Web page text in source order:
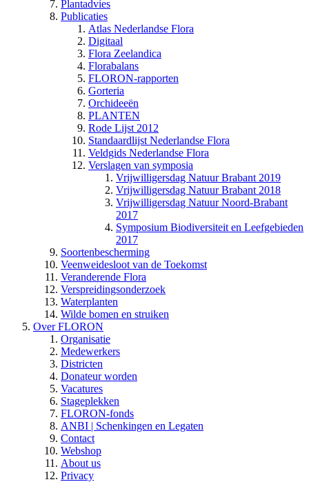
Plantadvies
Publicaties
Atlas Nederlandse Flora
Digitaal
Flora Zeelandica
Florabalans
FLORON-rapporten
Gorteria
Orchideeën
PLANTEN
Rode Lijst 2012
Standaardlijst Nederlandse Flora
Veldgids Nederlandse Flora
Verslagen van symposia
Vrijwilligersdag Natuur Brabant 2019
Vrijwilligersdag Natuur Brabant 2018
Vrijwilligersdag Natuur Noord-Brabant
2017
Symposium Biodiversiteit en Leefgebieden
2017
Soortenbescherming
Veenweidesloot van de Toekomst
Veranderende Flora
Verspreidingsonderzoek
Waterplanten
Wilde bomen en struiken
Over FLORON
Organisatie
Medewerkers
Districten
Donateur worden
Vacatures
Stageplekken
FLORON-fonds
ANBI | Schenkingen en Legaten
Contact
Webshop
About us
Privacy